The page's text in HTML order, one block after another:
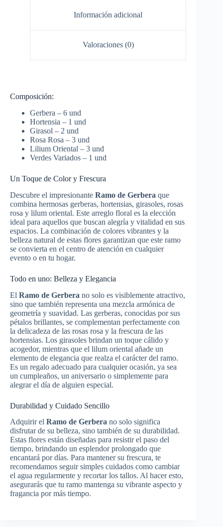
Información adicional
Valoraciones (0)
Composición:
Gerbera – 6 und
Hortensia – 1 und
Girasol – 2 und
Rosa Rosa – 3 und
Lilium Oriental – 3 und
Verdes Variados – 1 und
Un Toque de Color y Frescura
Descubre el impresionante Ramo de Gerbera que
combina hermosas gerberas, hortensias, girasoles, rosas
rosa y lilum oriental. Este arreglo floral es la elección
ideal para aquellos que buscan alegría y vitalidad en sus
espacios. La combinación de colores vibrantes y la
belleza natural de estas flores garantizan que este ramo
se convierta en el centro de atención en cualquier
evento o en tu hogar.
Todo en uno: Belleza y Elegancia
El Ramo de Gerbera no solo es visiblemente atractivo,
sino que también representa una mezcla armónica de
geometría y suavidad. Las gerberas, conocidas por sus
pétalos brillantes, se complementan perfectamente con
la delicadeza de las rosas rosa y la frescura de las
hortensias. Los girasoles brindan un toque cálido y
acogedor, mientras que el lilum oriental añade un
elemento de elegancia que realza el carácter del ramo.
Es un regalo adecuado para cualquier ocasión, ya sea
un cumpleaños, un aniversario o simplemente para
alegrar el día de alguien especial.
Durabilidad y Cuidado Sencillo
Adquirir el Ramo de Gerbera no solo significa
disfrutar de su belleza, sino también de su durabilidad.
Estas flores están diseñadas para resistir el paso del
tiempo, brindando un esplendor prolongado que
encantará por días. Para mantener su frescura, te
recomendamos seguir simples cuidados como cambiar
el agua regularmente y recortar los tallos. Al hacer esto,
asegurarás que tu ramo mantenga su vibrante aspecto y
fragancia por más tiempo.